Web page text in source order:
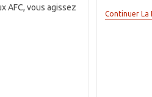
AFC, vous agissez
Continuer La